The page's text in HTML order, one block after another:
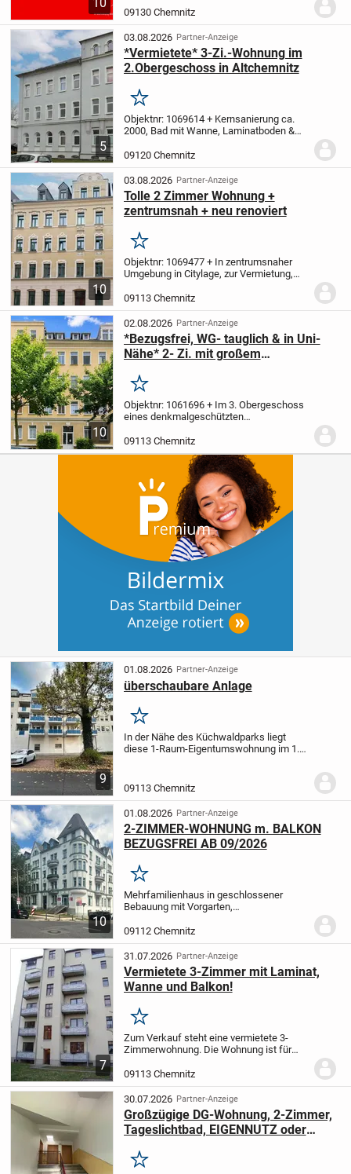
10
geeignet.Die Wohnung ist vermietet und...
09130 Chemnitz
5
03.08.2026 Partner-Anzeige
*Vermietete* 3-Zi.-Wohnung im
2.Obergeschoss in Altchemnitz
Merken
Objektnr: 1069614 + Kernsanierung ca.
2000, Bad mit Wanne, Laminatboden &
einer Nebenstraße
2.940 € Kaltmiete p.a.+ Hausgeld: mtl. ca.
275...
09120 Chemnitz
10
03.08.2026 Partner-Anzeige
Tolle 2 Zimmer Wohnung +
zentrumsnah + neu renoviert
Merken
Objektnr: 1069477 + In zentrumsnaher
Umgebung in Citylage, zur Vermietung,
schnellen Einzug dank gepflegten
Zustands, zuletzt instandgesetzt: ca.
2025,...
09113 Chemnitz
10
02.08.2026 Partner-Anzeige
*Bezugsfrei, WG- tauglich & in Uni-
Nähe* 2- Zi. mit großem
Merken
Objektnr: 1061696 + Im 3. Obergeschoss
eines denkmalgeschützten
in beliebter Lage von Schlosschemnitz
und Uni-Nähe+ Der Grundriss verfügt über
ein Schlafzimme...
09113 Chemnitz
9
01.08.2026 Partner-Anzeige
überschaubare Anlage
Merken
In der Nähe des Küchwaldparks liegt
diese 1-Raum-Eigentumswohnung im 1.
Wohnfläche, Balkon sowie Bad mit
Dusche. Ein überdachter...
09113 Chemnitz
10
01.08.2026 Partner-Anzeige
2-ZIMMER-WOHNUNG m. BALKON
BEZUGSFREI AB 09/2026
Merken
Mehrfamilienhaus in geschlossener
Bebauung mit Vorgarten,
Mietsbau im Reformstil der Zeit um 1910,
charakteristische Eckausbildung,
zurückhaltender Putzdekor,...
09112 Chemnitz
7
31.07.2026 Partner-Anzeige
Vermietete 3-Zimmer mit Laminat,
Wanne und Balkon!
Merken
Zum Verkauf steht eine vermietete 3-
Zimmerwohnung. Die Wohnung ist für
vermietet.
09113 Chemnitz
30.07.2026 Partner-Anzeige
Großzügige DG-Wohnung, 2-Zimmer,
Tageslichtbad, EIGENNUTZ oder
Merken